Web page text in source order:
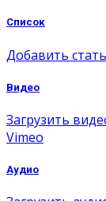
Список
Добавить
Видео
Загрузить
Vimeo
Аудио